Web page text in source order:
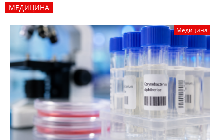
МЕДИЦИНА
Медицина